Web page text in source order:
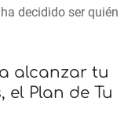
decidido ser quién
alcanzar tu
Plan de Tu